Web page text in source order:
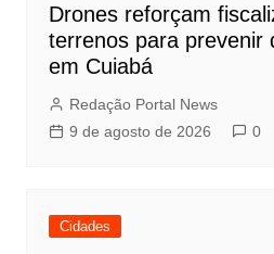
Drones reforçam
terrenos para prevenir
em Cuiabá
Redação Portal News
9 de agosto de 2026
0
Cidades